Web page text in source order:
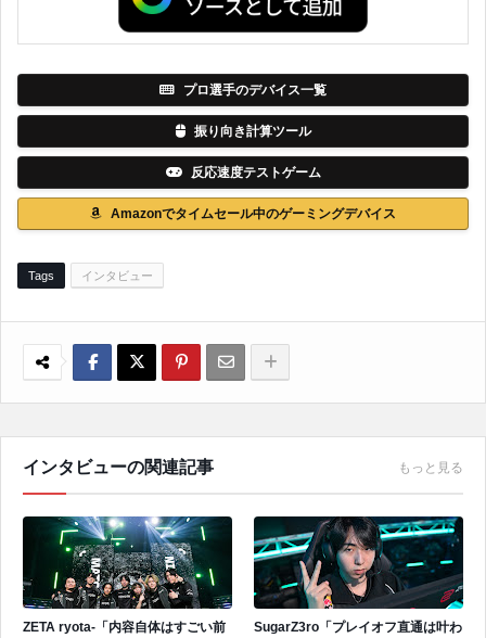
プロ選手のデバイス一覧
振り向き計算ツール
反応速度テストゲーム
Amazonでタイムセール中のゲーミングデバイス
Tags インタビュー
インタビューの関連記事 もっと見る
ZETA ryota-「内容自体はすごい前
SugarZ3ro「プレイオフ直通は叶わ